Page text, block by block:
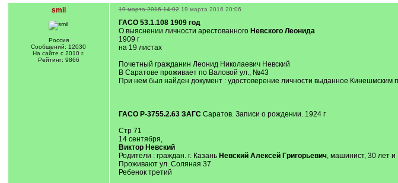
smil
Россия
Сообщений: 12030
На сайте с 2010 г.
Рейтинг: 9866
19 марта 2016 14:02 19 марта 2016 20:06
ГАСО 53.1.108 1909 год
О выяснении личности арестованного Невского Леонида
1909 г
на 19 листах
Почетный гражданин Леонид Николаевич Невский
В Саратове проживает по Валовой ул., №43
При нем был найден документ : удостоверение личности выданное Кинешмским
ГАСО Р-3755.2.63 ЗАГССаратов. Записи о рождении. 1924 г
Стр 71
14 сентября,
Виктор Невский
Родители : граждан. г. Казань Невский Алексей Григорьевич, машинист, 30 лет
Проживают ул. Соляная 37
Ребенок третий